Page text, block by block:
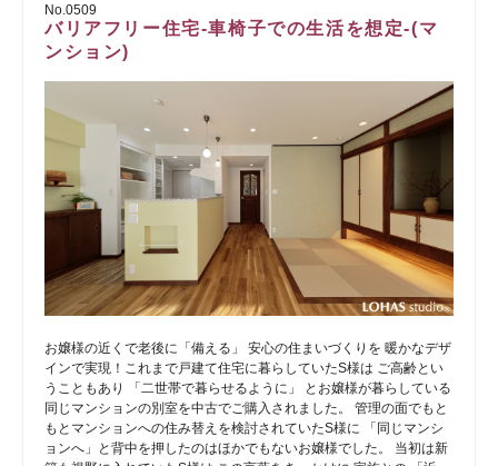
No.0509
バリアフリー住宅-車椅子での生活を想定-(マ
ンション)
お嬢様の近くで老後に「備える」 安心の住まいづくりを 暖かなデザ
インで実現！これまで戸建て住宅に暮らしていたS様は ご高齢とい
うこともあり 「二世帯で暮らせるように」 とお嬢様が暮らしている
同じマンションの別室を中古でご購入されました。 管理の面でもと
もとマンションへの住み替えを検討されていたS様に 「同じマンシ
ョンへ」と背中を押したのはほかでもないお嬢様でした。 当初は新